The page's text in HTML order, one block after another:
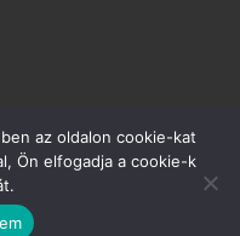
évelők, örökzöldek,
termesztése,
.
az oldalon cookie-kat
Ön elfogadja a cookie-k